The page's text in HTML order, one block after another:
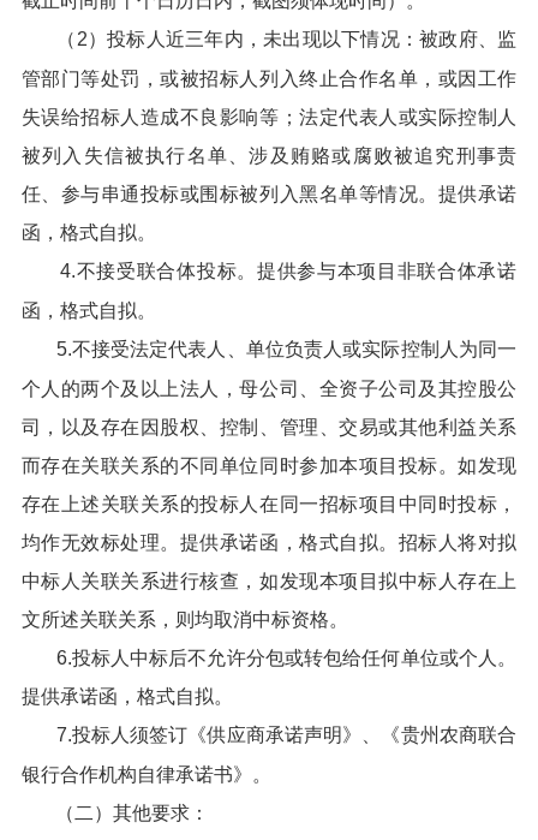
（2）投标人近三年内，未出现以下情况：被政府、监
管部门等处罚，或被招标人列入终止合作名单，或因工作
失误给招标人造成不良影响等；法定代表人或实际控制人
被列入失信被执行名单、涉及贿赂或腐败被追究刑事责
任、参与串通投标或围标被列入黑名单等情况。提供承诺
函，格式自拟。
4.不接受联合体投标。提供参与本项目非联合体承诺
函，格式自拟。
5.不接受法定代表人、单位负责人或实际控制人为同一
个人的两个及以上法人，母公司、全资子公司及其控股公
司，以及存在因股权、控制、管理、交易或其他利益关系
而存在关联关系的不同单位同时参加本项目投标。如发现
存在上述关联关系的投标人在同一招标项目中同时投标，
均作无效标处理。提供承诺函，格式自拟。招标人将对拟
中标人关联关系进行核查，如发现本项目拟中标人存在上
文所述关联关系，则均取消中标资格。
6.投标人中标后不允许分包或转包给任何单位或个人。
提供承诺函，格式自拟。
7.投标人须签订《供应商承诺声明》、《贵州农商联合
银行合作机构自律承诺书》。
（二）其他要求：